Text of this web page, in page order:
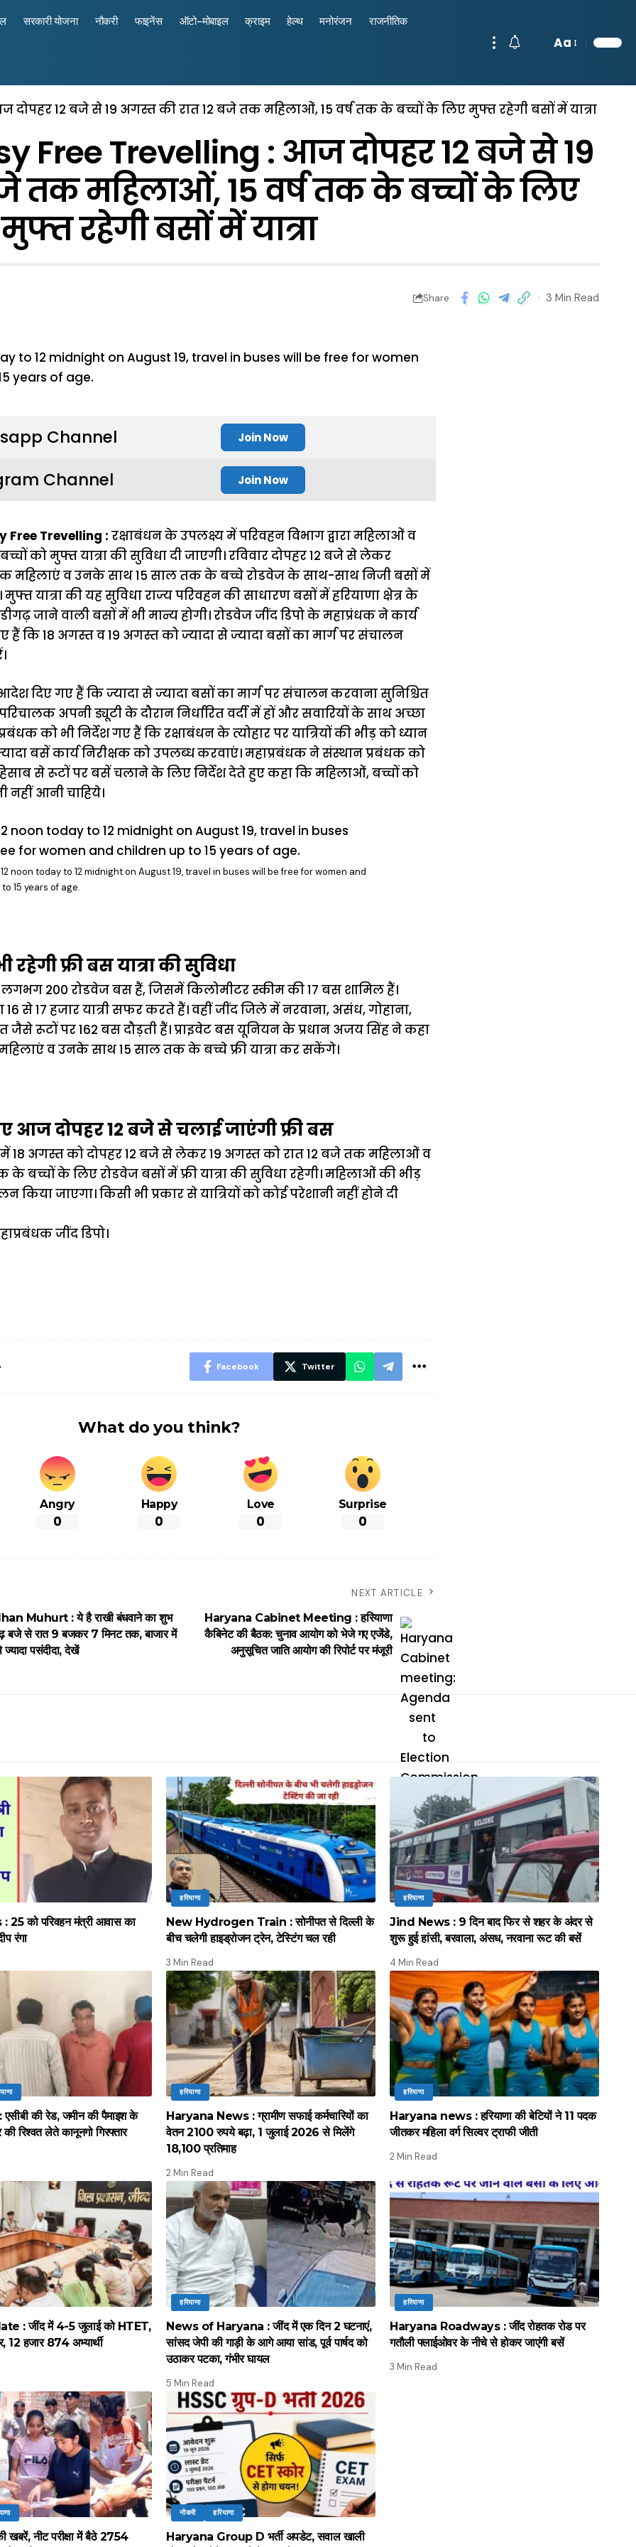
सरकारी योजना नौकरी फाइनेंस ऑटो-मोबाइल क्राइम हेल्थ मनोरंजन राजनीतिक
Aa
दोपहर 12 बजे से 19 अगस्त की रात 12 बजे तक महिलाओं, 15 वर्ष तक के बच्चों के लिए मुफ्त रहेगी बसों में यात्रा
Free Trevelling : आज दोपहर 12 बजे से 19
तक महिलाओं, 15 वर्ष तक के बच्चों के लिए
मुफ्त रहेगी बसों में यात्रा
Share 3 Min Read
Channel Join Now
Channel Join Now
Free Trevelling : रक्षाबंधन के उपलक्ष्य में परिवहन विभाग द्वारा महिलाओं व
को मुफ्त यात्रा की सुविधा दी जाएगी। रविवार दोपहर 12 बजे से लेकर
महिलाएं व उनके साथ 15 साल तक के बच्चे रोडवेज के साथ-साथ निजी बसों में
यात्रा की यह सुविधा राज्य परिवहन की साधारण बसों में हरियाणा क्षेत्र के
जाने वाली बसों में भी मान्य होगी। रोडवेज जींद डिपो के महाप्रंधक ने कार्य
हैं कि 18 अगस्त व 19 अगस्त को ज्यादा से ज्यादा बसों का मार्ग पर संचालन
आदेश दिए गए हैं कि ज्यादा से ज्यादा बसों का मार्ग पर संचालन करवाना सुनिश्चित
अपनी ड्यूटी के दौरान निर्धारित वर्दी में हों और सवारियों के साथ अच्छा
को भी निर्देश गए हैं कि रक्षाबंधन के त्योहार पर यात्रियों की भीड़ को ध्यान
बसें कार्य निरीक्षक को उपलब्ध करवाएं। महाप्रबंधक ने संस्थान प्रबंधक को
से रूटों पर बसें चलाने के लिए निर्देश देते हुए कहा कि महिलाओं, बच्चों को
नहीं आनी चाहिये।
noon today to 12 midnight on August 19, travel in buses will be free for women and
15 years of age.
रहेगी फ्री बस यात्रा की सुविधा
200 रोडवेज बस हैं, जिसमें किलोमीटर स्कीम की 17 बस शामिल हैं।
से 17 हजार यात्री सफर करते हैं। वहीं जींद जिले में नरवाना, असंध, गोहाना,
जैसे रूटों पर 162 बस दौड़ती हैं। प्राइवेट बस यूनियन के प्रधान अजय सिंह ने कहा
महिलाएं व उनके साथ 15 साल तक के बच्चे फ्री यात्रा कर सकेंगे।
आज दोपहर 12 बजे से चलाई जाएंगी फ्री बस
में 18 अगस्त को दोपहर 12 बजे से लेकर 19 अगस्त को रात 12 बजे तक महिलाओं व
बच्चों के लिए रोडवेज बसों में फ्री यात्रा की सुविधा रहेगी। महिलाओं की भीड़
किया जाएगा। किसी भी प्रकार से यात्रियों को कोई परेशानी नहीं होने दी
जींद डिपो।
निगरानी
Facebook Twitter
What do you think?
Angry
0
Happy
0
Love
0
Surprise
0
Muhurt : ये है राखी बंधवाने का शुभ
बजे से रात 9 बजकर 7 मिनट तक, बाजार में
पसंदीदा, देखें
NEXT ARTICLE
Haryana Cabinet Meeting : हरियाणा
कैबिनेट की बैठक: चुनाव आयोग को भेजे गए एजेंडे,
अनुसूचित जाति आयोग की रिपोर्ट पर मंजूरी
को परिवहन मंत्री आवास का
रंगा
हरियाणा
New Hydrogen Train : सोनीपत से दिल्ली के
बीच चलेगी हाइड्रोजन ट्रेन, टेस्टिंग चल रही
3 Min Read
हरियाणा
Jind News : 9 दिन बाद फिर से शहर के अंदर से
शुरू हुई हांसी, बरवाला, अंसध, नरवाना रूट की बसें
4 Min Read
की रेड, जमीन की पैमाइश के
रिश्वत लेते कानूनगो गिरफ्तार
हरियाणा
Haryana News : ग्रामीण सफाई कर्मचारियों का
वेतन 2100 रुपये बढ़ा, 1 जुलाई 2026 से मिलेंगे
18,100 प्रतिमाह
2 Min Read
हरियाणा
Haryana news : हरियाणा की बेटियों ने 11 पदक
जीतकर महिला वर्ग सिल्वर ट्राफी जीती
2 Min Read
: जींद में 4-5 जुलाई को HTET,
12 हजार 874 अभ्यार्थी
हरियाणा
News of Haryana : जींद में एक दिन 2 घटनाएं,
सांसद जेपी की गाड़ी के आगे आया सांड, पूर्व पार्षद को
उठाकर पटका, गंभीर घायल
5 Min Read
हरियाणा
Haryana Roadways : जींद रोहतक रोड पर
गतौली फ्लाईओवर के नीचे से होकर जाएंगी बसें
3 Min Read
खबरें, नीट परीक्षा में बैठे 2754
नौकरी हरियाणा
Haryana Group D भर्ती अपडेट, सवाल खाली